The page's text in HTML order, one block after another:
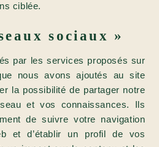
ciblée.
sociaux »
par les services proposés sur
nous avons ajoutés au site
la possibilité de partager notre
et vos connaissances. Ils
de suivre votre navigation
et d’établir un profil de vos